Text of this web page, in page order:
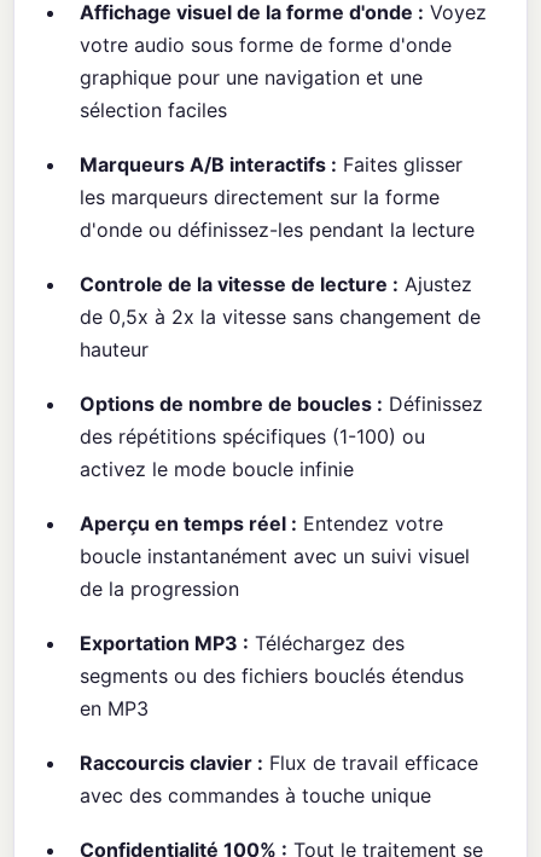
Affichage visuel de la forme d'onde : Voyez
votre audio sous forme de forme d'onde
graphique pour une navigation et une
sélection faciles
Marqueurs A/B interactifs : Faites glisser
les marqueurs directement sur la forme
d'onde ou définissez-les pendant la lecture
Controle de la vitesse de lecture : Ajustez
de 0,5x à 2x la vitesse sans changement de
hauteur
Options de nombre de boucles : Définissez
des répétitions spécifiques (1-100) ou
activez le mode boucle infinie
Aperçu en temps réel : Entendez votre
boucle instantanément avec un suivi visuel
de la progression
Exportation MP3 : Téléchargez des
segments ou des fichiers bouclés étendus
en MP3
Raccourcis clavier : Flux de travail efficace
avec des commandes à touche unique
Confidentialité 100% : Tout le traitement se